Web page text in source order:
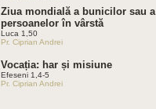
Ziua mondială a bunicilor sau a
persoanelor în vârstă
Luca 1,50
Pr. Ciprian Andrei
Vocația: har și misiune
Efeseni 1,4-5
Pr. Ciprian Andrei